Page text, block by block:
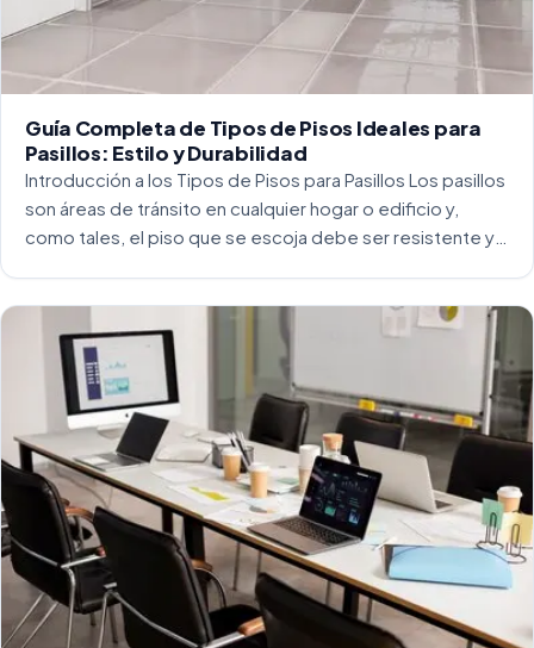
Guía Completa de Tipos de Pisos Ideales para
Pasillos: Estilo y Durabilidad
Introducción a los Tipos de Pisos para Pasillos Los pasillos
son áreas de tránsito en cualquier hogar o edificio y,
como tales, el piso que se escoja debe ser resistente y